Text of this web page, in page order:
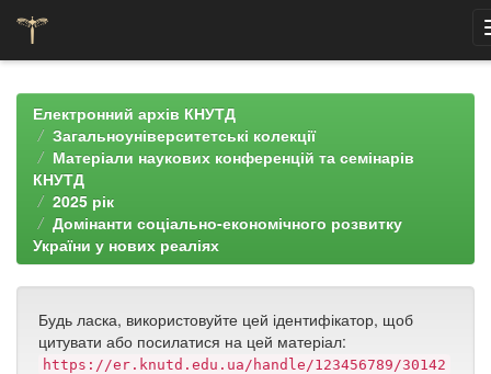
navigationЕлектронний архів КНУТД
Загальноуніверситетські колекції
Матеріали наукових конференцій та семінарів
КНУТД
2025 рік
Домінанти соціально-економічного розвитку
України у нових реаліях
Будь ласка, використовуйте цей ідентифікатор, щоб
цитувати або посилатися на цей матеріал:
https://er.knutd.edu.ua/handle/123456789/30142